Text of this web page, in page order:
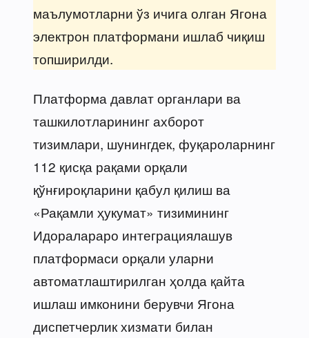
маълумотларни ўз ичига олган Ягона
электрон платформани ишлаб чиқиш
топширилди.
Платформа давлат органлари ва
ташкилотларининг ахборот
тизимлари, шунингдек, фуқароларнинг
112 қисқа рақами орқали
қўнғироқларини қабул қилиш ва
«Рақамли ҳукумат» тизимининг
Идоралараро интеграциялашув
платформаси орқали уларни
автоматлаштирилган ҳолда қайта
ишлаш имконини берувчи Ягона
диспетчерлик хизмати билан